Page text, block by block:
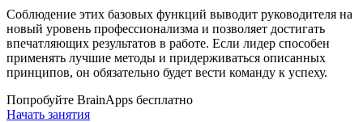
Соблюдение этих базовых функций выводит руководителя на
новый уровень профессионализма и позволяет достигать
впечатляющих результатов в работе. Если лидер способен
применять лучшие методы и придерживаться описанных
принципов, он обязательно будет вести команду к успеху.
Попробуйте BrainApps бесплатно
Начать занятия